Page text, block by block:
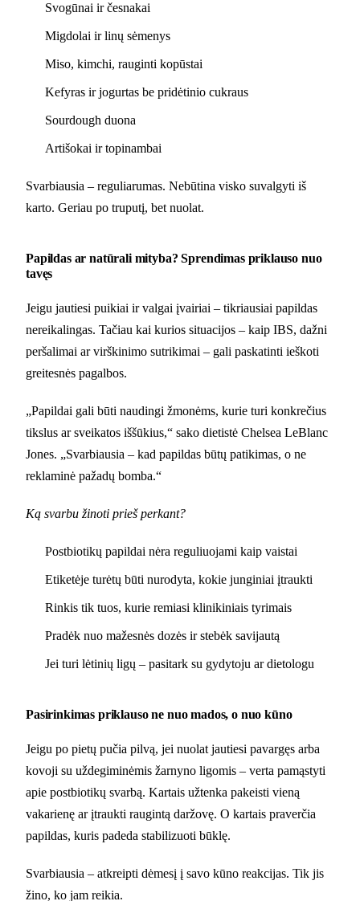
Svogūnai ir česnakai
Migdolai ir linų sėmenys
Miso, kimchi, rauginti kopūstai
Kefyras ir jogurtas be pridėtinio cukraus
Sourdough duona
Artišokai ir topinambai
Svarbiausia – reguliarumas. Nebūtina visko suvalgyti iš
karto. Geriau po truputį, bet nuolat.
Papildas ar natūrali mityba? Sprendimas priklauso nuo
tavęs
Jeigu jautiesi puikiai ir valgai įvairiai – tikriausiai papildas
nereikalingas. Tačiau kai kurios situacijos – kaip IBS, dažni
peršalimai ar virškinimo sutrikimai – gali paskatinti ieškoti
greitesnės pagalbos.
„Papildai gali būti naudingi žmonėms, kurie turi konkrečius
tikslus ar sveikatos iššūkius,“ sako dietistė Chelsea LeBlanc
Jones. „Svarbiausia – kad papildas būtų patikimas, o ne
reklaminė pažadų bomba.“
Ką svarbu žinoti prieš perkant?
Postbiotikų papildai nėra reguliuojami kaip vaistai
Etiketėje turėtų būti nurodyta, kokie junginiai įtraukti
Rinkis tik tuos, kurie remiasi klinikiniais tyrimais
Pradėk nuo mažesnės dozės ir stebėk savijautą
Jei turi lėtinių ligų – pasitark su gydytoju ar dietologu
Pasirinkimas priklauso ne nuo mados, o nuo kūno
Jeigu po pietų pučia pilvą, jei nuolat jautiesi pavargęs arba
kovoji su uždegiminėmis žarnyno ligomis – verta pamąstyti
apie postbiotikų svarbą. Kartais užtenka pakeisti vieną
vakarienę ar įtraukti raugintą daržovę. O kartais praverčia
papildas, kuris padeda stabilizuoti būklę.
Svarbiausia – atkreipti dėmesį į savo kūno reakcijas. Tik jis
žino, ko jam reikia.